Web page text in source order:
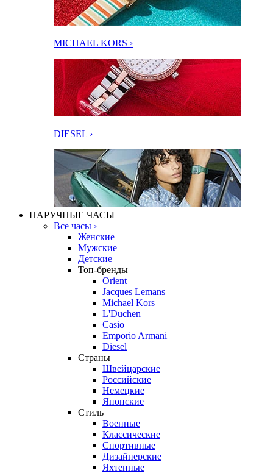
MICHAEL KORS ›
DIESEL ›
НАРУЧНЫЕ ЧАСЫ
Все часы ›
Женские
Мужские
Детские
Топ-бренды
Orient
Jacques Lemans
Michael Kors
L'Duchen
Casio
Emporio Armani
Diesel
Страны
Швейцарские
Российские
Немецкие
Японские
Стиль
Военные
Классические
Спортивные
Дизайнерские
Яхтенные